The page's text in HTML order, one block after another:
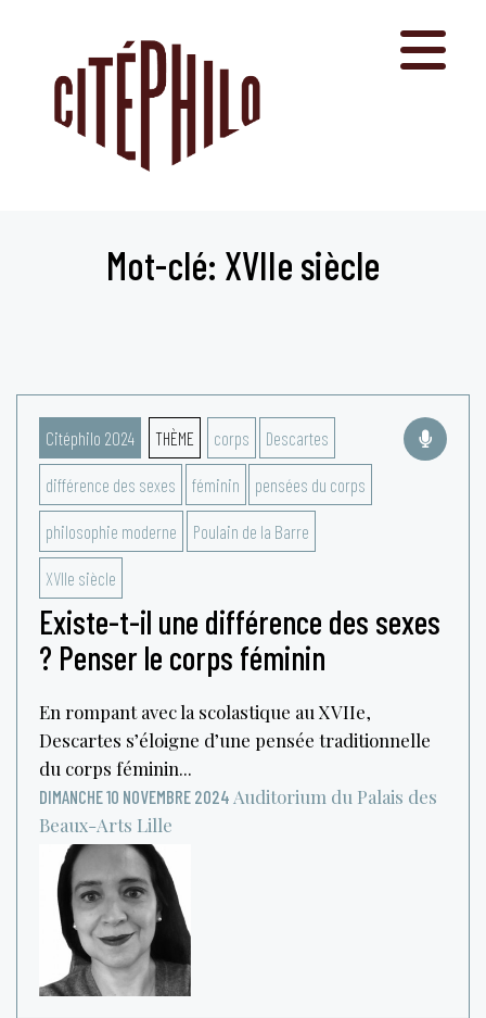
Mot-clé: XVIIe siècle
Citéphilo 2024 THÈME corps Descartes
différence des sexes féminin pensées du corps
philosophie moderne Poulain de la Barre
XVIIe siècle
Existe-t-il une différence des sexes
? Penser le corps féminin
En rompant avec la scolastique au XVIIe,
Descartes s’éloigne d’une pensée traditionnelle
du corps féminin...
DIMANCHE 10 NOVEMBRE 2024 Auditorium du Palais des
Beaux-Arts Lille